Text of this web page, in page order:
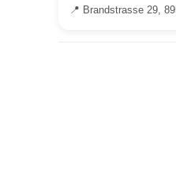
📍 Brandstrasse 29,